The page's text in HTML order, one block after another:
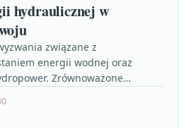
hydraulicznej w
związane z
energii wodnej oraz
Zrównoważone